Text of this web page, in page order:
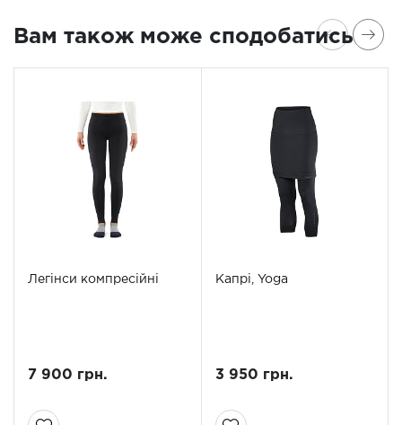
Вам також може сподобатись
Легінси компресійні
7 900 грн.
Капрі, Yoga
3 950 грн.